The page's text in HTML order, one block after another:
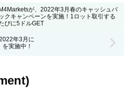
が、2022年3月春のキャッシュバ
ックキャンペーンを実施！1ロット取引する
びに5ドルGET
年3月に
実施中！